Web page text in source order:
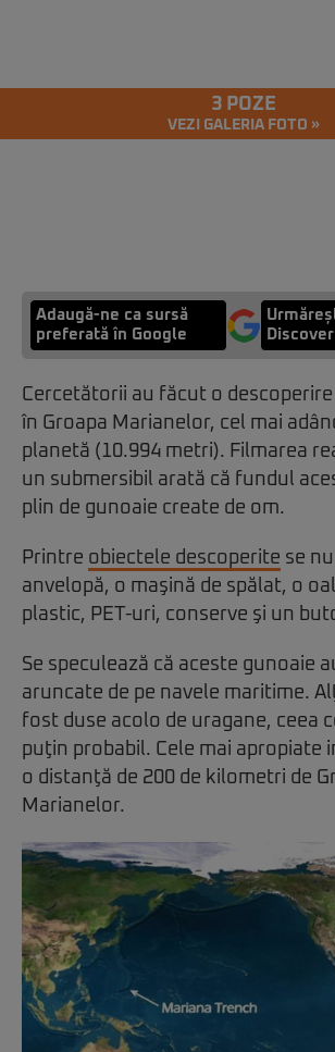
3 POZE
VEZI GALERIA FOTO »
Adaugă-ne ca sursă
preferată în Google
Discover
Cercetătorii au făcut o
în Groapa Marianelor, cel mai
planetă (10.994 metri). Filmarea
un submersibil arată că fundul
plin de gunoaie create de om.
Printre obiectele descoperite se
anvelopă, o maşină de spălat, o
plastic, PET-uri, conserve şi un
Se speculează că aceste gunoaie
aruncate de pe navele maritime.
fost duse acolo de uragane, ceea
puţin probabil. Cele mai apropiate
o distanţă de 200 de kilometri de
Marianelor.